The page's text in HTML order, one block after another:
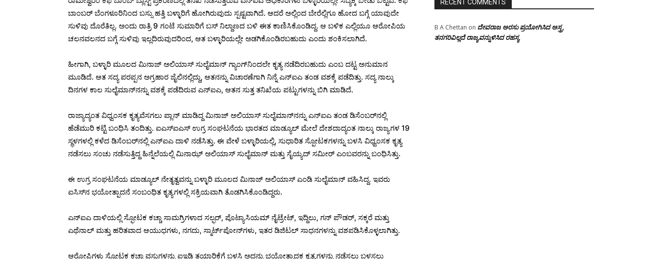
ಬಾಂಬರ್‌ ಬೆಂಗಳೂರಿನಿಂದ ಬಸ್ಸು ಹತ್ತಿ ಬಳ್ಳಾರಿಗೆ ಹೋಗಿರುವುದು ಸ್ಪಷ್ಟವಾಗಿದೆ. ಆದರೆ ಅಲ್ಲಿಂದ ಬೇರೆಲ್ಲಿಗೂ ಹೋದ ಬಗ್ಗೆ ಯಾವುದೇ
ಸುಳಿವು ದೊರೆತಿಲ್ಲ. ಅಂದು ರಾತ್ರಿ 9 ಗಂಟೆ ಸುಮಾರಿಗೆ ಬಸ್ ನಿಲ್ದಾಣದ ಬಳಿ ಈತ ಕಾಣಿಸಿಕೊಂಡಿದ್ದ. ಆ ಬಳಿಕ ಎಲ್ಲಿಯೂ ಆರೋಪಿಯ
ಚಲನವಲನದ ಬಗ್ಗೆ ಸುಳಿವು ಇಲ್ಲದಿರುವುದರಿಂದ, ಆತ ಬಳ್ಳಾರಿಯಲ್ಲೇ ಅಡಗಿಕೊಂಡಿರಬಹುದು ಎಂದು ಶಂಕಿಸಲಾಗಿದೆ.
ಹೀಗಾಗಿ, ಬಳ್ಳಾರಿ ಮೂಲದ ಮಿನಾಜ್ ಅಲಿಯಾಸ್ ಸುಲೈಮಾನ್‌ ಗ್ಯಾಂಗ್‌ನಿಂದಲೇ ಕೃತ್ಯ ನಡೆದಿರಬಹುದು ಎಂಬ ದಟ್ಟ ಅನುಮಾನ
ಮೂಡಿದೆ. ಆತ ಸದ್ಯ ಪರಪ್ಪನ ಅಗ್ರಹಾರ ಜೈಲಿನಲ್ಲಿದ್ದು, ಆತನನ್ನು ವಿಚಾರಣೆಗಾಗಿ ನಿನ್ನೆ ಎನ್‌ಐಎ ತಂಡ ವಶಕ್ಕೆ ಪಡೆದಿತ್ತು. ಸದ್ಯ ನಾಲ್ಕು
ದಿನಗಳ ಕಾಲ ಸುಲೈಮಾನ್‌ನನ್ನು ವಶಕ್ಕೆ ಪಡೆದಿರುವ ಎನ್‌ಐಎ, ಆತನ ಸುತ್ತ ತನಿಖೆಯ ಪಟ್ಟುಗಳನ್ನು ಬಿಗಿ ಮಾಡಿದೆ.
ರಾಜ್ಯಾದ್ಯಂತ ವಿಧ್ವಂಸಕ ಕೃತ್ಯವೆಸಗಲು ಪ್ಲಾನ್ ಮಾಡಿದ್ದ ಮಿನಾಜ್‌ ಅಲಿಯಾಸ್‌ ಸುಲೈಮಾನ್‌ನನ್ನು ಎನ್‌ಐಎ ತಂಡ ಡಿಸೆಂಬರ್‌ನಲ್ಲಿ
ಹೆಡೆಮುರಿ ಕಟ್ಟಿ ಬಂಧಿಸಿ ತಂದಿತ್ತು. ಐಎಸ್ಐಎಸ್ ಉಗ್ರ ಸಂಘಟನೆಯ ಭಾರತದ ಮಾಡ್ಯೂಲ್ ಮೇಲೆ ದೇಶದಾದ್ಯಂತ ನಾಲ್ಕು ರಾಜ್ಯಗಳ 19
ಸ್ಥಳಗಳಲ್ಲಿ ಕಳೆದ ಡಿಸೆಂಬರ್‌ನಲ್ಲಿ ಎನ್‌ಐಎ ದಾಳಿ ನಡೆಸಿತ್ತು. ಈ ವೇಳೆ ಬಳ್ಳಾರಿಯಲ್ಲಿ, ಸುಧಾರಿತ ಸ್ಪೋಟಕಗಳನ್ನು ಬಳಸಿ ವಿಧ್ವಂಸಕ ಕೃತ್ಯ
ನಡೆಸಲು ಸಂಚು ನಡೆಸುತ್ತಿದ್ದ ಹಿನ್ನೆಲೆಯಲ್ಲಿ ಮಿನಾಝ್‌ ಅಲಿಯಾಸ್‌ ಸುಲೈಮಾನ್‌ ಮತ್ತು ಸೈಯ್ಯದ್ ಸಮೀರ್ ಎಂಬವರನ್ನು ಬಂಧಿಸಿತ್ತು.
ಈ ಉಗ್ರ ಸಂಘಟನೆಯ ಮಾಡ್ಯೂಲ್‌ ನೇತೃತ್ವವನ್ನು ಬಳ್ಳಾರಿ ಮೂಲದ ಮಿನಾ‌ಜ್‌ ಅಲಿಯಾಸ್ ಎಂಡಿ ಸುಲೈಮಾನ್ ವಹಿಸಿದ್ದ. ಇವರು
ಐಸಿಸ್‌ನ ಭಯೋತ್ಪಾದನೆ ಸಂಬಂಧಿತ ಕೃತ್ಯಗಳಲ್ಲಿ ಸಕ್ರಿಯವಾಗಿ ತೊಡಗಿಸಿಕೊಂಡಿದ್ದರು.
ಎನ್ಐಎ ದಾಳಿಯಲ್ಲಿ ಸ್ಫೋಟಕ ಕಚ್ಚಾ ಸಾಮಗ್ರಿಗಳಾದ ಸಲ್ಫರ್, ಪೊಟ್ಯಾಸಿಯಮ್ ನೈಟ್ರೇಟ್, ಇದ್ದಿಲು, ಗನ್ ಪೌಡರ್, ಸಕ್ಕರೆ ಮತ್ತು
ಎಥೆನಾಲ್ ಮತ್ತು ಹರಿತವಾದ ಆಯುಧಗಳು, ನಗದು, ಸ್ಮಾರ್ಟ್‌ಪೋನ್‌ಗಳು, ಇತರ ಡಿಜಿಟಲ್ ಸಾಧನಗಳನ್ನು ವಶಪಡಿಸಿಕೊಳ್ಳಲಾಗಿತ್ತು.
ಆರೋಪಿಗಳು ಸ್ಫೋಟಕ ಕಚ್ಚಾ ವಸ್ತುಗಳನ್ನು ಐಇಡಿ ತಯಾರಿಕೆಗೆ ಬಳಸಿ ಅದನ್ನು ಭಯೋತ್ಪಾದಕ ಕೃತ್ಯಗಳನ್ನು ನಡೆಸಲು ಬಳಸಲು
RECENT COMMENTS
B A Chettan on ದೇವರಾಜ ಅರಸು ಪ್ರಯೋಗಿಸಿದ ಅಸ್ತ್ರ,
ತನಗರಿವಿಲ್ಲದೆ ರಾಜ್ಯವನ್ನುಳಿಸಿದ ರಹಸ್ಯ